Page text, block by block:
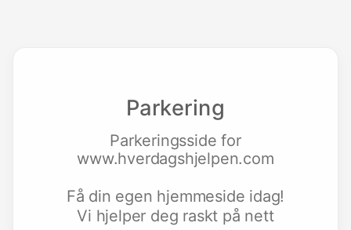
Parkering
Parkeringsside for
www.hverdagshjelpen.com
Få din egen hjemmeside idag!
Vi hjelper deg raskt på nett